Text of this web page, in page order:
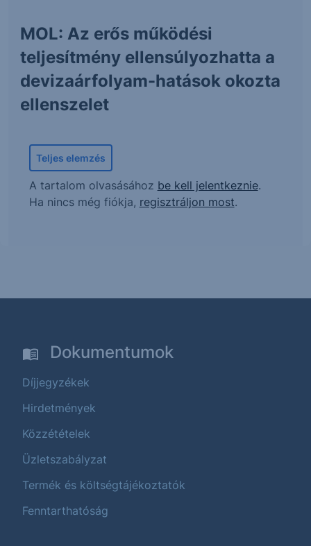
MOL: Az erős működési
teljesítmény ellensúlyozhatta a
devizaárfolyam-hatások okozta
ellenszelet
Teljes elemzés
A tartalom olvasásához be kell jelentkeznie.
Ha nincs még fiókja, regisztráljon most.
Dokumentumok
Díjjegyzékek
Hirdetmények
Közzétételek
Üzletszabályzat
Termék és költségtájékoztatók
Fenntarthatóság